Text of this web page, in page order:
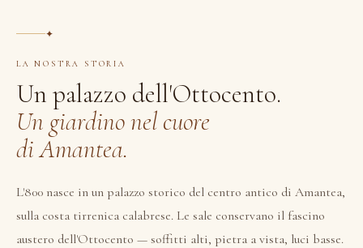
✦
LA NOSTRA STORIA
Un palazzo dell'Ottocento.
Un giardino nel cuore
di Amantea.
L'800 nasce in un palazzo storico del centro antico di Amantea,
sulla costa tirrenica calabrese. Le sale conservano il fascino
austero dell'Ottocento — soffitti alti, pietra a vista, luci basse.